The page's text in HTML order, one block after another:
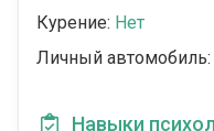
Курение: Нет
Личный автомобиль:
Навыки